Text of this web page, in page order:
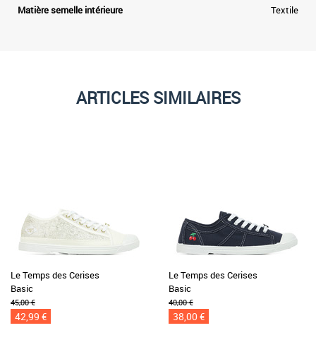
Matière semelle intérieure Textile
ARTICLES SIMILAIRES
Le Temps des Cerises
Basic
45,00 €
42,99 €
Le Temps des Cerises
Basic
40,00 €
38,00 €